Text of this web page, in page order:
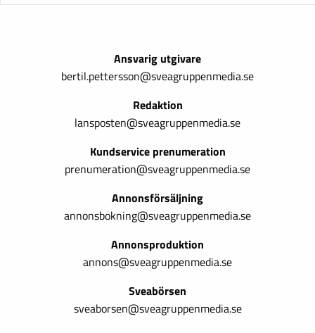
Ansvarig utgivare
bertil.pettersson@sveagruppenmedia.se
Redaktion
lansposten@sveagruppenmedia.se
Kundservice prenumeration
prenumeration@sveagruppenmedia.se
Annonsförsäljning
annonsbokning@sveagruppenmedia.se
Annonsproduktion
annons@sveagruppenmedia.se
Sveabörsen
sveaborsen@sveagruppenmedia.se